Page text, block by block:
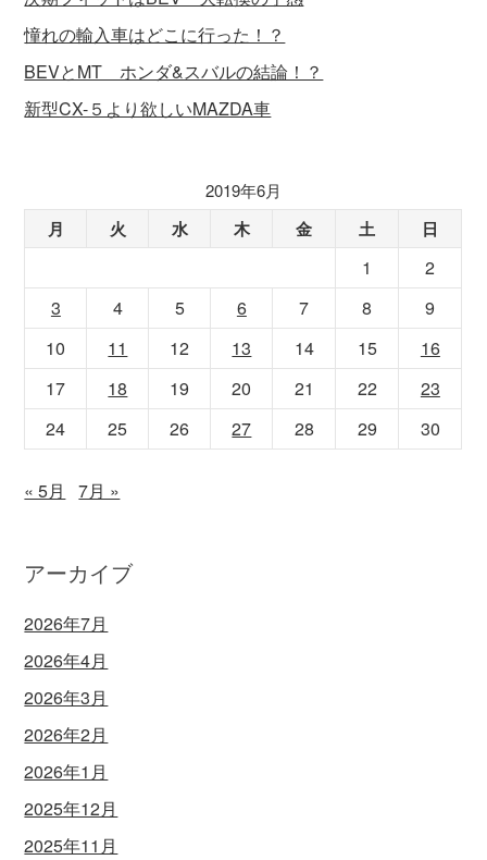
憧れの輸入車はどこに行った！？
BEVとMT ホンダ&スバルの結論！？
新型CX-５より欲しいMAZDA車
2019年6月
月 火 水 木 金 土 日
1
2
3
4 5 6 7 8
9
10
11 12 13 14 15
16
17
18 19 20 21 22
23
24
25 26 27 28 29 30
« 5月 7月 »
アーカイブ
2026年7月
2026年4月
2026年3月
2026年2月
2026年1月
2025年12月
2025年11月